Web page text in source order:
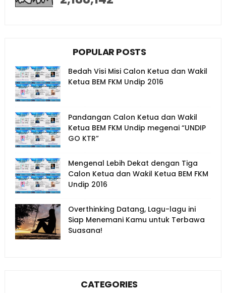
POPULAR POSTS
Bedah Visi Misi Calon Ketua dan Wakil
Ketua BEM FKM Undip 2016
Pandangan Calon Ketua dan Wakil
Ketua BEM FKM Undip megenai “UNDIP
GO KTR”
Mengenal Lebih Dekat dengan Tiga
Calon Ketua dan Wakil Ketua BEM FKM
Undip 2016
Overthinking Datang, Lagu-lagu ini
Siap Menemani Kamu untuk Terbawa
Suasana!
CATEGORIES